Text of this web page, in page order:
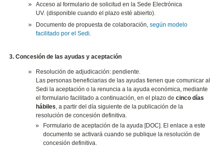
Acceso al formulario de solicitud en la Sede Electrónica
UV. (disponible cuando el plazo esté abierto).
Documento de propuesta de colaboración,según modelo
facilitado por el Sedi​.
3. Concesión de las ayudas y aceptación
Resolución de adjudicación: pendiente.
Las personas beneficiarias de las ayudas tienen que comunicar al
Sedi la aceptación o la renuncia a la ayuda económica, mediante
el formulario facilitado a continuación, en el plazo decinco días
hábiles, a partir del día siguiente de la publicación de la
resolución de concesión definitiva.
Formulario de aceptación de la ayuda [DOC]. El enlace a este
documento se activará cuando se publique la resolución de
concesión definitiva.